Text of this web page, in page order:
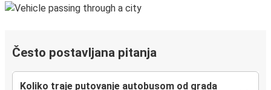
Često postavljana pitanja
Koliko traje putovanje autobusom od grada